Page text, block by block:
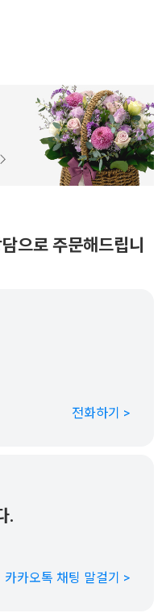
으로 주문해드립니
전화하기 >
.
카카오톡 채팅 말걸기 >